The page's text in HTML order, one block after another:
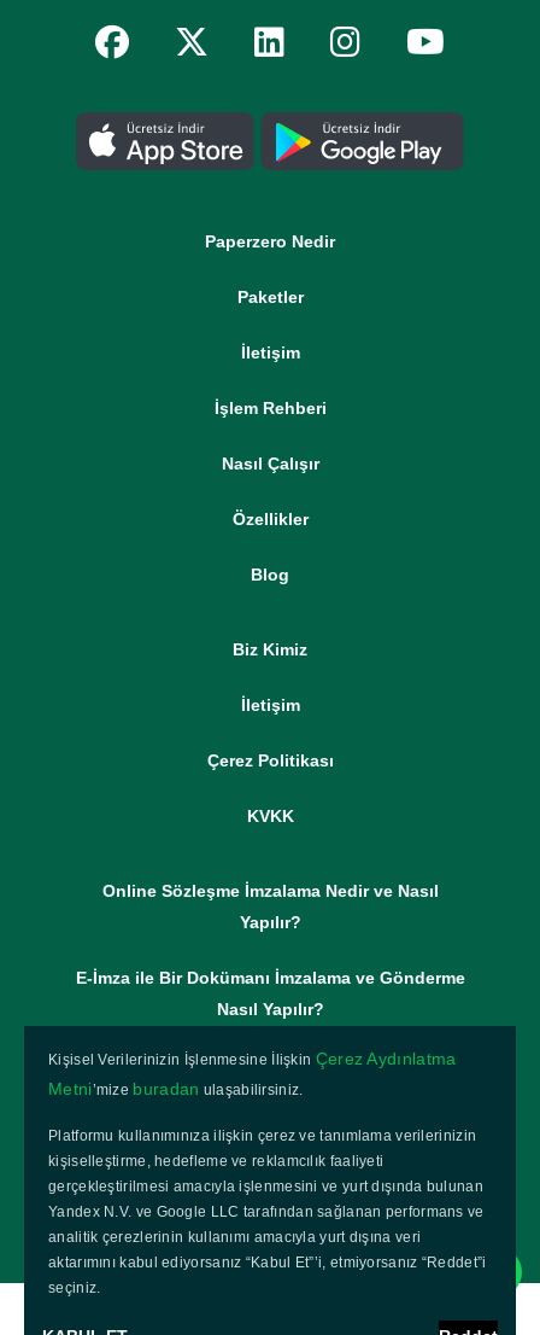
Paperzero Nedir
Paketler
İletişim
İşlem Rehberi
Nasıl Çalışır
Özellikler
Blog
Biz Kimiz
İletişim
Çerez Politikası
KVKK
Online Sözleşme İmzalama Nedir ve Nasıl
Yapılır?
E-İmza ile Bir Dokümanı İmzalama ve Gönderme
Nasıl Yapılır?
Online Kurumsal Sözleşme Gönderimi Nasıl
Yapılır?
Paperzero Nasıl Kullanılır?
Kişisel Verilerinizin İşlenmesine İlişkin Çerez Aydınlatma
Metni’mize buradan ulaşabilirsiniz.
Platformu kullanımınıza ilişkin çerez ve tanımlama verilerinizin
kişiselleştirme, hedefleme ve reklamcılık faaliyeti
gerçekleştirilmesi amacıyla işlenmesini ve yurt dışında bulunan
Yandex N.V. ve Google LLC tarafından sağlanan performans ve
analitik çerezlerinin kullanımı amacıyla yurt dışına veri
aktarımını kabul ediyorsanız “Kabul Et”’i, etmiyorsanız “Reddet”i
seçiniz.